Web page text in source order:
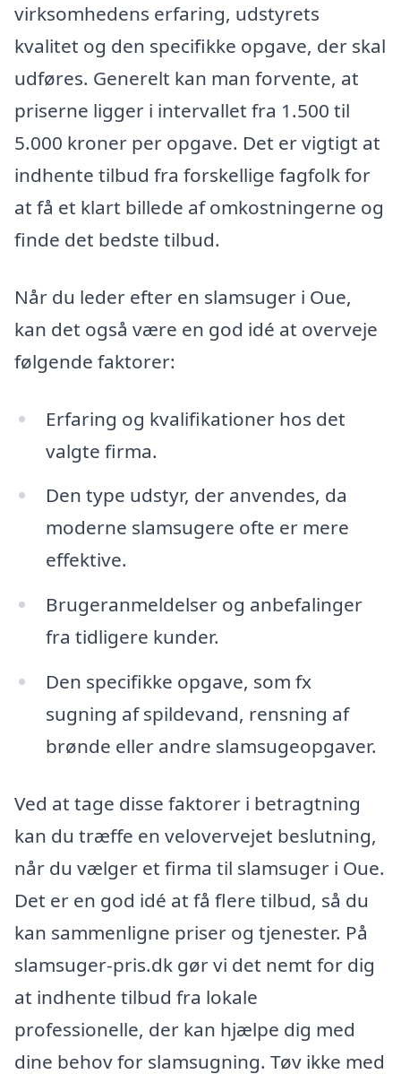
virksomhedens erfaring, udstyrets
kvalitet og den specifikke opgave, der skal
udføres. Generelt kan man forvente, at
priserne ligger i intervallet fra 1.500 til
5.000 kroner per opgave. Det er vigtigt at
indhente tilbud fra forskellige fagfolk for
at få et klart billede af omkostningerne og
finde det bedste tilbud.
Når du leder efter en slamsuger i Oue,
kan det også være en god idé at overveje
følgende faktorer:
Erfaring og kvalifikationer hos det
valgte firma.
Den type udstyr, der anvendes, da
moderne slamsugere ofte er mere
effektive.
Brugeranmeldelser og anbefalinger
fra tidligere kunder.
Den specifikke opgave, som fx
sugning af spildevand, rensning af
brønde eller andre slamsugeopgaver.
Ved at tage disse faktorer i betragtning
kan du træffe en velovervejet beslutning,
når du vælger et firma til slamsuger i Oue.
Det er en god idé at få flere tilbud, så du
kan sammenligne priser og tjenester. På
slamsuger-pris.dk gør vi det nemt for dig
at indhente tilbud fra lokale
professionelle, der kan hjælpe dig med
dine behov for slamsugning. Tøv ikke med